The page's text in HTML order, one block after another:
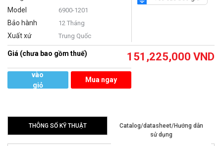
Model 6900-1201
Bảo hành 12 Tháng
Xuất xứ Trung Quốc
Giá (chưa bao gồm thuế) 151,225,000 VND
vào
giỏ
Mua ngay
THÔNG SỐ KỸ THUẬT
Catalog/datasheet/Hướng dẫn
sử dụng